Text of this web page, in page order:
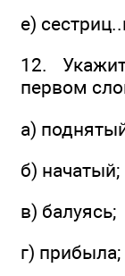
е)
12.
первом
а)
б) начатый;
в) балуясь;
г) прибыла;